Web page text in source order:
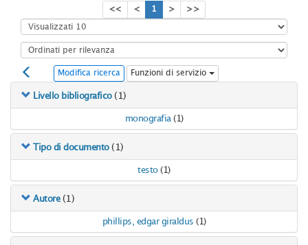
<< < 1 > >>
Modifica ricerca Funzioni di servizio
Livello bibliografico (1)
monografia (1)
Tipo di documento (1)
testo (1)
Autore (1)
phillips, edgar giraldus (1)